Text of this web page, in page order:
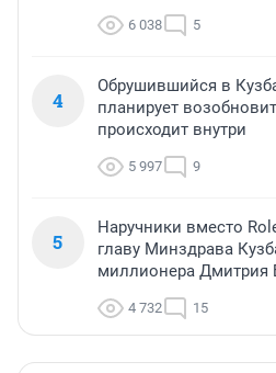
6 038 5
4
Обрушившийся в
планирует
происходит внутри
5 997 9
5
Наручники вместо
главу Минздрава
миллионера Дмитрия
4 732 15